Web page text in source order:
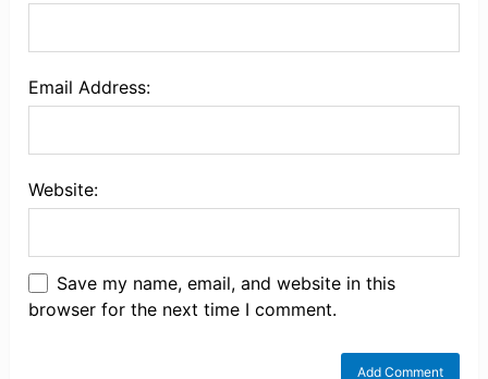
Email Address:
Website:
Save my name, email, and website in this
browser for the next time I comment.